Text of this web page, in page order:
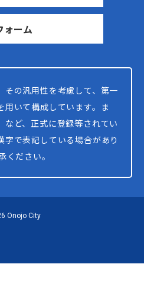
ォーム
その汎用性を考慮して、第一
用いて構成しています。ま
など、正式に登録等されてい
字で表記している場合があり
ください。
Onojo City